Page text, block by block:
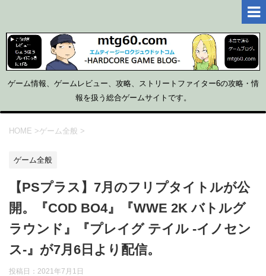
ゲーム情報、ゲームレビュー、攻略、ストリートファイター6の攻略・情
報を扱う総合ゲームサイトです。
HOME >ゲーム全般 >
ゲーム全般
【PSプラス】7月のフリプタイトルが公
開。『COD BO4』『WWE 2K バトルグ
ラウンド』『プレイグ テイル -イノセン
ス-』が7月6日より配信。
投稿日： 2021年7月1日